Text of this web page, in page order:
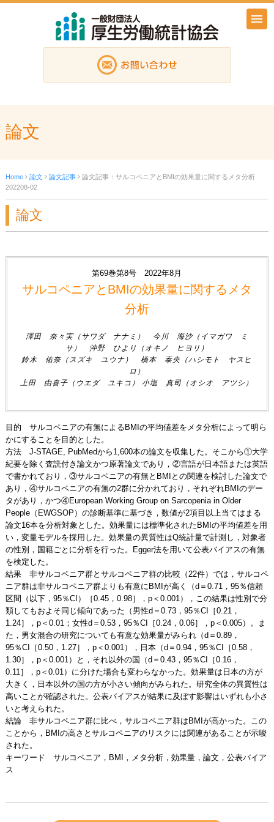
論文
Home 論文 論文記事 論文記事：サルコペニアとBMIの効果量に関するメタ分析
202208-02
論文
第69巻第8号 2022年8月
サルコペニアとBMIの効果量に関するメタ
分析
澤田 奈々実（サワダ ナナミ） 今川 海沙（イマガワ ミ
サ） 沖野 ひより（オキノ ヒヨリ）
鈴木 佑奈（スズキ ユウナ） 橋本 泰央（ハシモト ヤスヒ
ロ）
上田 由喜子（ウエダ ユキコ） 小塩 真司（オシオ アツシ）
目的 サルコペニアの有無によるBMIの平均値差をメタ分析によって明ら
かにすることを目的とした。
方法 J-STAGE, PubMedから1,600本の論文を収集した。そこから①大学
紀要を除く査読付き論文かつ原著論文であり，②言語が日本語または英語
で書かれており，③サルコペニアの有無とBMIとの関連を検討した論文で
あり，④サルコペニアの有無の2群に分かれており，それぞれBMIのデー
タがあり，かつ④European Working Group on Sarcopenia in Older
People（EWGSOP）の診断基準に基づき，数値が2項目以上当てはまる
論文16本を分析対象とした。効果量には標準化されたBMIの平均値差を用
い，変量モデルを採用した。効果量の異質性はQ統計量で計測し，対象者
の性別，国籍ごとに分析を行った。Egger法を用いて公表バイアスの有無
を検定した。
結果 非サルコペニア群とサルコペニア群の比較（22件）では，サルコペ
ニア群は非サルコペニア群よりも有意にBMIが高く（d＝0.71，95％信頼
区間（以下，95％CI）［0.45，0.98］，p＜0.001），この結果は性別で分
類してもおよそ同じ傾向であった（男性d＝0.73，95％CI［0.21，
1.24］，p＜0.01；女性d＝0.53，95％CI［0.24，0.06］，p＜0.005）。ま
た，男女混合の研究についても有意な効果量がみられ（d＝0.89，
95％CI［0.50，1.27］，p＜0.001），日本（d＝0.94，95％CI［0.58，
1.30］，p＜0.001）と，それ以外の国（d＝0.43，95％CI［0.16，
0.11］，p＜0.01）に分けた場合も変わらなかった。効果量は日本の方が
大きく，日本以外の国の方が小さい傾向がみられた。研究全体の異質性は
高いことが確認された。公表バイアスが結果に及ぼす影響はいずれも小さ
いと考えられた。
結論 非サルコペニア群に比べ，サルコペニア群はBMIが高かった。この
ことから，BMIの高さとサルコペニアのリスクには関連があることが示唆
された。
キーワード サルコペニア，BMI，メタ分析，効果量，論文，公表バイア
ス